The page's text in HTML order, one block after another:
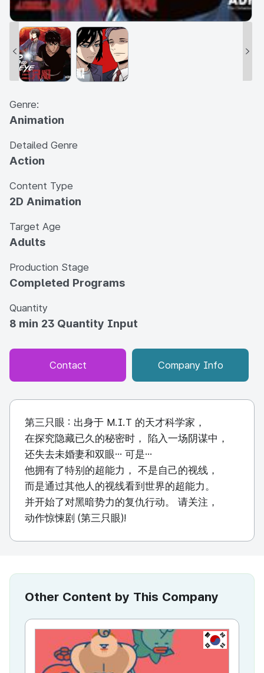
Genre:
Animation
Detailed Genre
Action
Content Type
2D Animation
Target Age
Adults
Production Stage
Completed Programs
Quantity
8 min 23 Quantity Input
Contact Company Info
第三只眼 : 出身于 M.I.T 的天才科学家，
在探究隐藏已久的秘密时， 陷入一场阴谋中，
还失去未婚妻和双眼… 可是…
他拥有了特别的超能力， 不是自己的视线，
而是通过其他人的视线看到世界的超能力。
并开始了对黑暗势力的复仇行动。 请关注，
动作惊悚剧 (第三只眼)!
Other Content by This Company
KR